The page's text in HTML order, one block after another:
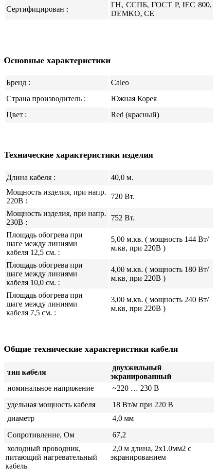
Сертифицирован :
ГН, ССПБ, ГОСТ Р, IEC 800,
DEMKO, CE
Основные характеристики
Бренд :
Caleo
Страна производитель :
Южная Корея
Цвет :
Red (красный)
Технические характеристики изделия
Длина кабеля :
40,0 м.
Мощность изделия, при напр.
220В :
720 Вт.
Мощность изделия, при напр.
230В :
752 Вт.
Площадь обогрева при
шаге между линиями
кабеля 12,5 см. :
5,00 м.кв. ( мощность 144 Вт/
м.кв, при 220В )
Площадь обогрева при
шаге между линиями
кабеля 10,0 см. :
4,00 м.кв. ( мощность 180 Вт/
м.кв, при 220В )
Площадь обогрева при
шаге между линиями
кабеля 7,5 см. :
3,00 м.кв. ( мощность 240 Вт/
м.кв, при 220В )
Общие технические характеристики кабеля
тип кабеля
двухжильный
экранированный
номинальное напряжение
~220 … 230 В
удельная мощность кабеля
18 Вт/м при 220 В
диаметр
4,0 мм
Сопротивление, Ом
67,2
холодный проводник,
питающий нагревательный
кабель
2,0 м длина, 2x1.0мм2 с
экранированием